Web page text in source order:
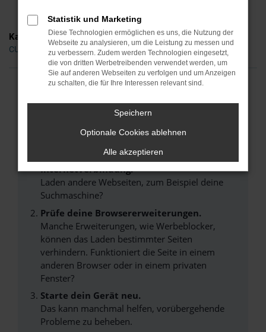
Kategorie
CUPRA Formentor Gebrauchtwagen Plauen
Beim Laden ist ein Fehler aufgetreten.
Hier sind ein paar Tipps, die dir helfen können:
Überprüfe deine Firewall und deine
Internetverbindung.
Laden andere Webseiten, zum Beispiel deine
Suchmaschine?
Prüfe deine Browsererweiterungen.
Manche Erweiterungen, wie Werbeblocker,
können das Laden bestimmter Seiten
verhindern. Funktioniert die Seite in einem
anderen Browser oder in einem privaten
Fenster?
Starte dein Gerät neu.
Das kann manchmal helfen, vorübergehende
Probleme zu beheben.
Statistik und Marketing
Diese Technologien ermöglichen es uns, die Nutzung der
Webseite zu analysieren, um die Leistung zu messen und
zu verbessern. Zudem werden Technologien eingesetzt,
die von dritten Werbetreibenden verwendet werden, um
Sie auf anderen Webseiten zu verfolgen und um Anzeigen
zu schalten, die für Ihre Interessen relevant sind.
Speichern
Optionale Cookies ablehnen
Alle akzeptieren